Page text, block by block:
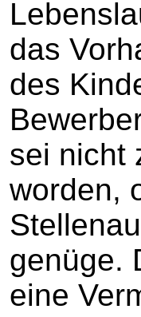
das
des
sei nicht
worden,
genüge.
eine